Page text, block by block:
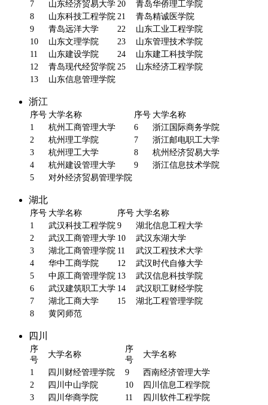
7 山东经济贸易大学 20
青岛华侨理工学院
8
山东科技工程学院 21
青岛精诚医学院
9
青岛远洋大学 22
山东工业工程学院
10
山东文理学院 23
山东管理技术学院
11
山东建设学院 24
山东建工科技学院
12
青岛现代经贸学院 25
山东经济工程学院
13
山东信息管理学院
浙江
序号 大学名称 序号 大学名称
1
杭州工商管理大学 6
浙江国际商务学院
2
杭州理工学院 7
浙江邮电职工大学
3
杭州理工大学 8
杭州经济贸易大学
4
杭州建设管理大学 9
浙江信息技术学院
5
对外经济贸易管理学院
湖北
序号 大学名称 序号 大学名称
1
武汉科技工程学院 9
湖北信息工程大学
2
武汉工商管理大学 10
武汉东湖大学
3
湖北工商管理学院 11
武汉工程技术大学
4
华中工商学院 12
武汉时代自修大学
5
中原工商管理学院 13
武汉信息科技学院
6
武汉建筑职工大学 14
武汉职工财经学院
7
湖北工商大学 15
湖北工程管理学院
8
黄冈师范
四川
序
号
大学名称
序
号
大学名称
1
四川财经管理学院 9
西南经济管理大学
2
四川中山学院 10
四川信息工程学院
3
四川华商学院 11
四川软件工程学院